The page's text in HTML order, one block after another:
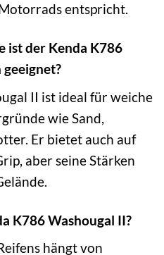
entspricht.
ist der Kenda K786
II ist ideal für weiche
wie Sand,
Er bietet auch auf
aber seine Stärken
K786 Washougal II?
hängt von